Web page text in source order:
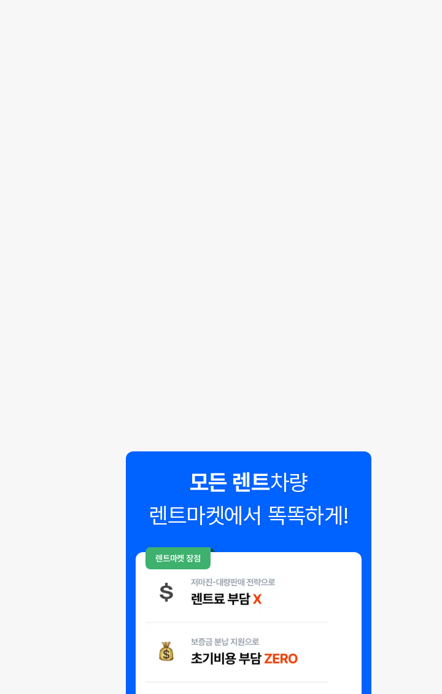
모든 렌트차량
렌트마켓에서 똑똑하게!
렌트마켓 장점
◣